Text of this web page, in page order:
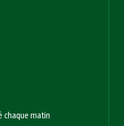
chaque matin